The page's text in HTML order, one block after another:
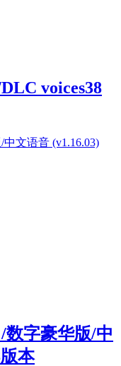
voices38
数字豪华版/中
本